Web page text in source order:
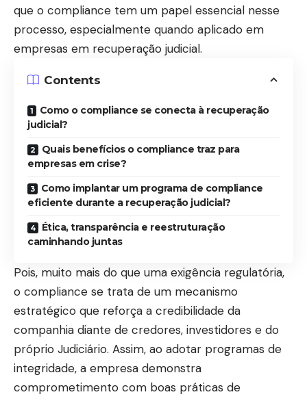
que o compliance tem um papel essencial nesse
processo, especialmente quando aplicado em
empresas em recuperação judicial.
Contents
Como o compliance se conecta à recuperação
judicial?
Quais benefícios o compliance traz para
empresas em crise?
Como implantar um programa de compliance
eficiente durante a recuperação judicial?
Ética, transparência e reestruturação
caminhando juntas
Pois, muito mais do que uma exigência regulatória,
o compliance se trata de um mecanismo
estratégico que reforça a credibilidade da
companhia diante de credores, investidores e do
próprio Judiciário. Assim, ao adotar programas de
integridade, a empresa demonstra
comprometimento com boas práticas de